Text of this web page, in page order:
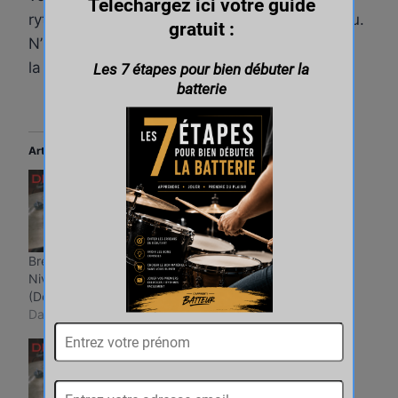
rythmique. J’espère que cette vidéo vous a plu.
N’hésitez pas à laisser vos commentaires et à
la partager autour de vous. A bientôt !
Articles similaires
Break de batterie 13 –
Niveau Intermédiaire
(Défi 30 jours)
Dans "Blog"
Break de batterie 15 –
Niveau Intermédiaire
(Défi 30 jours)
Dans "Blog"